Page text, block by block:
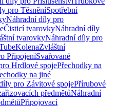
pro TěsněníSpotřební
Náhradní díly pro
Čisticí tvarovkyNáhradní díly
tvarovkyNáhradní díly pro
KolenaZvláštní
PřipojeníSvařované
Hrdlové spojePřechodky na
na jiné
pro Závitové spojePřírubové
předmětůNáhradní
Připojovací